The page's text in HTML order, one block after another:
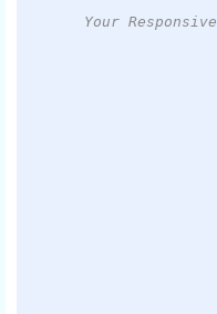
Your